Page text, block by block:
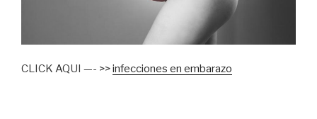
CLICK AQUI —- >>infecciones en embarazo